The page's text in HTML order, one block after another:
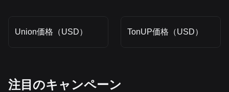
Union価格（USD） TonUP価格（USD）
‌注目のキャンペーン